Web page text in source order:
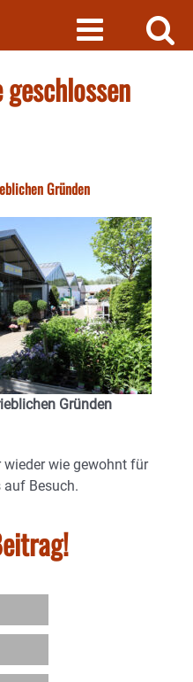
Gründen
Gründen
wie gewohnt für
auf Besuch.